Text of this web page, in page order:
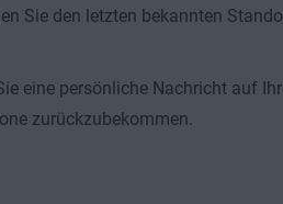
Sie den letzten bekannten
eine persönliche Nachricht auf
zurückzubekommen.